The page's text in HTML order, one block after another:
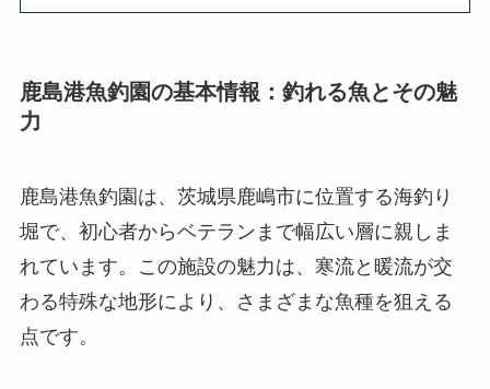
鹿島港魚釣園の基本情報：釣れる魚とその魅
力
鹿島港魚釣園は、茨城県鹿嶋市に位置する海釣り
堀で、初心者からベテランまで幅広い層に親しま
れています。この施設の魅力は、寒流と暖流が交
わる特殊な地形により、さまざまな魚種を狙える
点です。